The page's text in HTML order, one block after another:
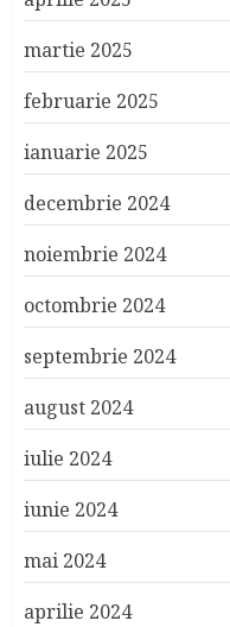
martie 2025
februarie 2025
ianuarie 2025
decembrie 2024
noiembrie 2024
octombrie 2024
septembrie 2024
august 2024
iulie 2024
iunie 2024
mai 2024
aprilie 2024